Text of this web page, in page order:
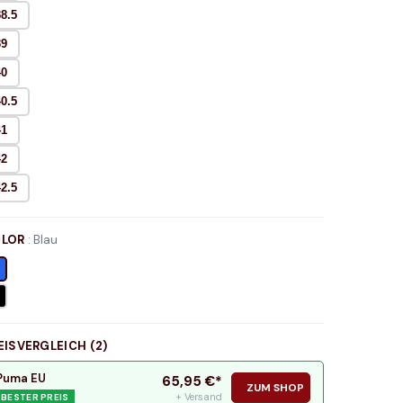
: Blau
(2)
EU
BESTER PREIS
65,95 €*
+ Versand
ZUM SHOP